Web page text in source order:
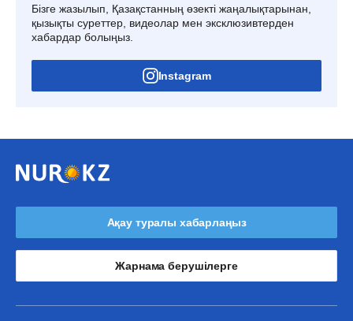
Бізге жазылып, Қазақстанның өзекті жаңалықтарынан,
қызықты суреттер, видеолар мен эксклюзивтерден
хабардар болыңыз.
Instagram
Ақау туралы хабарлаңыз
Жарнама берушілерге